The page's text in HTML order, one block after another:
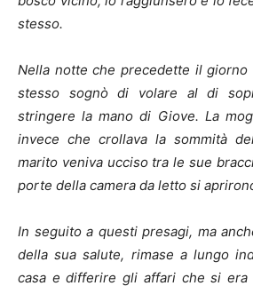
stesso.
Nella notte che precedette il giorno
stesso sognò di volare al di
stringere la mano di Giove. La
invece che crollava la sommità
marito veniva ucciso tra le sue
porte della camera da letto si
In seguito a questi presagi, ma
della sua salute, rimase a lungo
casa e differire gli affari che si era